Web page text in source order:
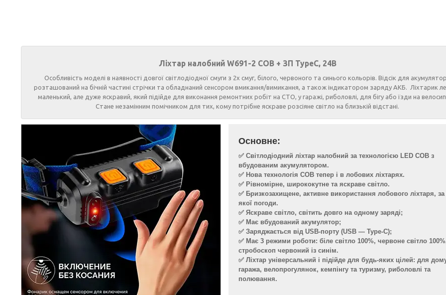
Ліхтар налобний W691-2 COB + ЗП TypeC, 24В
Особливість моделі в наявності довгої світлодіодної смуги з 2x смуг, білого, червоного та синього кольорів. Відсік для
розташований на бічній частині стрічки та обладнаний сенсором вмикання/вимикання, а також індикатором заряду АКБ. Ліхтарик
маленький, але дуже яскравий, який підійде для виконання ремонтних робіт на СТО, у гаражі, риболовлі, для бігу або їзди на
Стане незамінним помічником для тих, кому потрібне яскраве розсіяне світло на близькій відстані.
Основне:
✅ Світлодіодний ліхтар налобний за технологією LED COB з
вбудованим акумулятором.
✅ Нова технологія COB тепер і в лобових ліхтарях.
✅ Рівномірне, ширококутне та яскраве світло.
✅ Бризкозахищене, активне використання лобового ліхтаря,
якої погоди.
✅ Яскраве світло, світить довго на одному заряді;
✅ Має вбудований акумулятор;
✅ Заряджається від USB-порту (USB — Type-C);
✅ Має 3 режими роботи: біле світло 100%, червоне світло
стробоскоп червоний із синім.
✅ Ліхтар універсальний і підійде для будь-яких цілей: для
гаража, велопрогулянок, кемпінгу та туризму, риболовлі та
полювання.